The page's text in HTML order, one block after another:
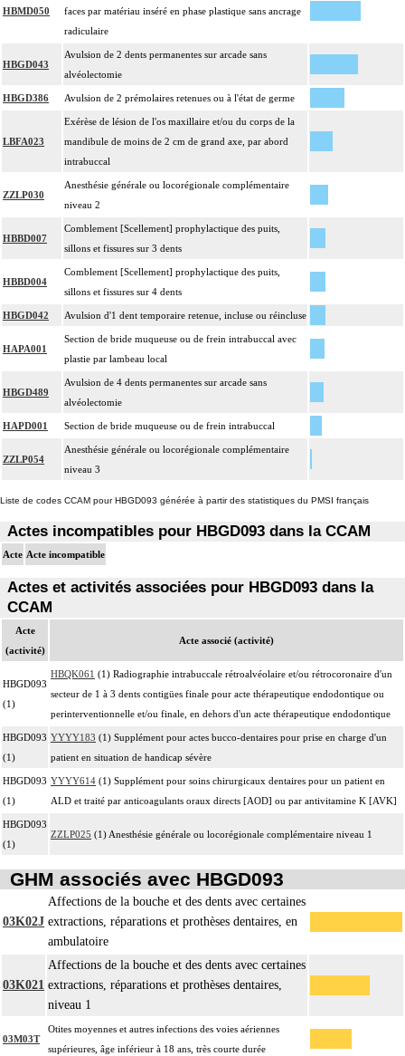
HBMD050
faces par matériau inséré en phase plastique sans ancrage
radiculaire
HBGD043
Avulsion de 2 dents permanentes sur arcade sans
alvéolectomie
HBGD386 Avulsion de 2 prémolaires retenues ou à l'état de germe
LBFA023
Exérèse de lésion de l'os maxillaire et/ou du corps de la
mandibule de moins de 2 cm de grand axe, par abord
intrabuccal
ZZLP030
Anesthésie générale ou locorégionale complémentaire
niveau 2
HBBD007
Comblement [Scellement] prophylactique des puits,
sillons et fissures sur 3 dents
HBBD004
Comblement [Scellement] prophylactique des puits,
sillons et fissures sur 4 dents
HBGD042 Avulsion d'1 dent temporaire retenue, incluse ou réincluse
HAPA001
Section de bride muqueuse ou de frein intrabuccal avec
plastie par lambeau local
HBGD489
Avulsion de 4 dents permanentes sur arcade sans
alvéolectomie
HAPD001 Section de bride muqueuse ou de frein intrabuccal
ZZLP054
Anesthésie générale ou locorégionale complémentaire
niveau 3
Liste de codes CCAM pour HBGD093 générée à partir des statistiques du PMSI français
Actes incompatibles pour HBGD093 dans la CCAM
Acte Acte incompatible
Actes et activités associées pour HBGD093 dans la
CCAM
Acte
(activité)
Acte associé (activité)
HBGD093
(1)
HBQK061 (1) Radiographie intrabuccale rétroalvéolaire et/ou rétrocoronaire d'un
secteur de 1 à 3 dents contigües finale pour acte thérapeutique endodontique ou
perinterventionnelle et/ou finale, en dehors d'un acte thérapeutique endodontique
HBGD093
(1)
YYYY183 (1) Supplément pour actes bucco-dentaires pour prise en charge d'un
patient en situation de handicap sévère
HBGD093
(1)
YYYY614 (1) Supplément pour soins chirurgicaux dentaires pour un patient en
ALD et traité par anticoagulants oraux directs [AOD] ou par antivitamine K [AVK]
HBGD093
(1)
ZZLP025 (1) Anesthésie générale ou locorégionale complémentaire niveau 1
GHM associés avec HBGD093
03K02J
Affections de la bouche et des dents avec certaines
extractions, réparations et prothèses dentaires, en
ambulatoire
03K021
Affections de la bouche et des dents avec certaines
extractions, réparations et prothèses dentaires,
niveau 1
03M03T
Otites moyennes et autres infections des voies aériennes
supérieures, âge inférieur à 18 ans, très courte durée